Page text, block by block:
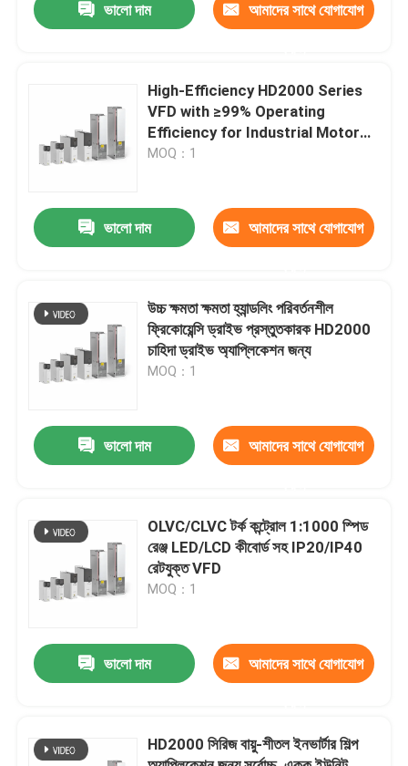
বাড়ি
ভিডিও
কারখানা পরিদর্শন
গুণমান নিয়ন্ত্রণ
আমাদের সাথে যোগাযোগ
খবর
VFD পরিবর্তনশীল ফ্রিকোয়েন্সি ড্রাইভ
ভালো দাম আমাদের সাথে যোগাযোগ
High-Efficiency HD2000 Series
VFD with ≥99% Operating
Efficiency for Industrial Motor
Drives
MOQ：1
ভালো দাম আমাদের সাথে যোগাযোগ
উচ্চ ক্ষমতা ক্ষমতা হ্যান্ডলিং পরিবর্তনশীল
ফ্রিকোয়েন্সি ড্রাইভ প্রস্তুতকারক HD2000
চাহিদা ড্রাইভ অ্যাপ্লিকেশন জন্য
MOQ：1
ভালো দাম আমাদের সাথে যোগাযোগ
OLVC/CLVC টর্ক কন্ট্রোল 1:1000 স্পিড
রেঞ্জ LED/LCD কীবোর্ড সহ IP20/IP40
রেটযুক্ত VFD
MOQ：1
ভালো দাম আমাদের সাথে যোগাযোগ
HD2000 সিরিজ বায়ু-শীতল ইনভার্টার শিল্প